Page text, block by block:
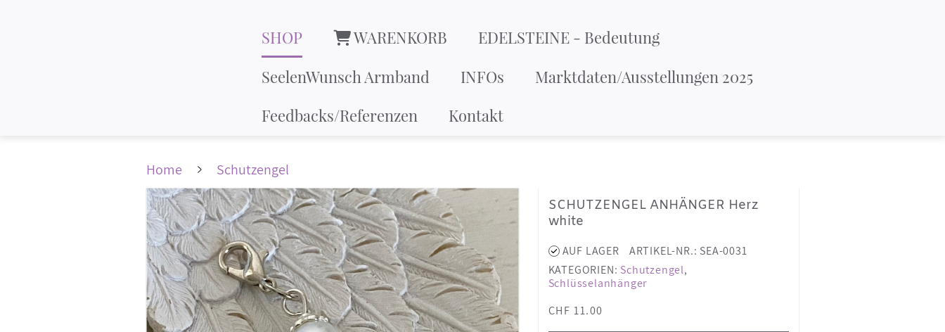
SHOP WARENKORB
EDELSTEINE - Bedeutung
SeelenWunsch Armband
INFOs
Marktdaten/Ausstellungen 2025
Feedbacks/Referenzen
Kontakt
Home Schutzengel
SCHUTZENGEL ANHÄNGER Herz
white
AUF LAGER
ARTIKEL-NR.: SEA-0031
KATEGORIEN: Schutzengel,
Schlüsselanhänger
CHF 11.00